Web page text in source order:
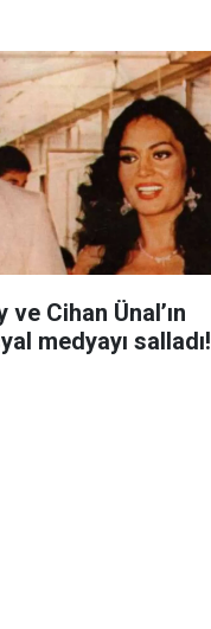
Cihan Ünal’ın
medyayı salladı!